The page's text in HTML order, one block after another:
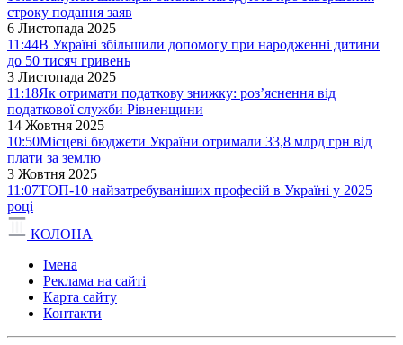
строку подання заяв
6 Листопада 2025
11:44В Україні збільшили допомогу при народженні дитини
до 50 тисяч гривень
3 Листопада 2025
11:18Як отримати податкову знижку: роз’яснення від
податкової служби Рівненщини
14 Жовтня 2025
10:50Місцеві бюджети України отримали 33,8 млрд грн від
плати за землю
3 Жовтня 2025
11:07ТОП-10 найзатребуваніших професій в Україні у 2025
році
КОЛОНА
Імена
Реклама на сайті
Карта сайту
Контакти